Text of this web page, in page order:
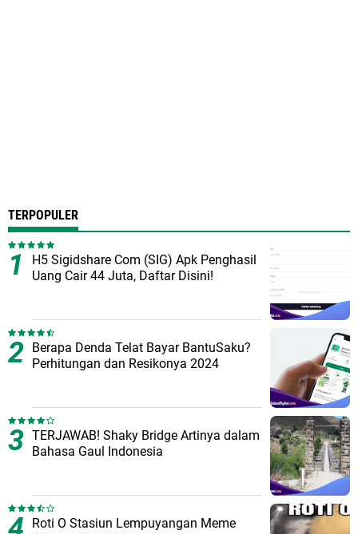
TERPOPULER
H5 Sigidshare Com (SIG) Apk Penghasil
Uang Cair 44 Juta, Daftar Disini!
Berapa Denda Telat Bayar BantuSaku?
Perhitungan dan Resikonya 2024
TERJAWAB! Shaky Bridge Artinya dalam
Bahasa Gaul Indonesia
Roti O Stasiun Lempuyangan Meme